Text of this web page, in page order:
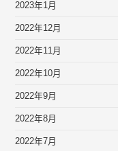
2023年1月
2022年12月
2022年11月
2022年10月
2022年9月
2022年8月
2022年7月